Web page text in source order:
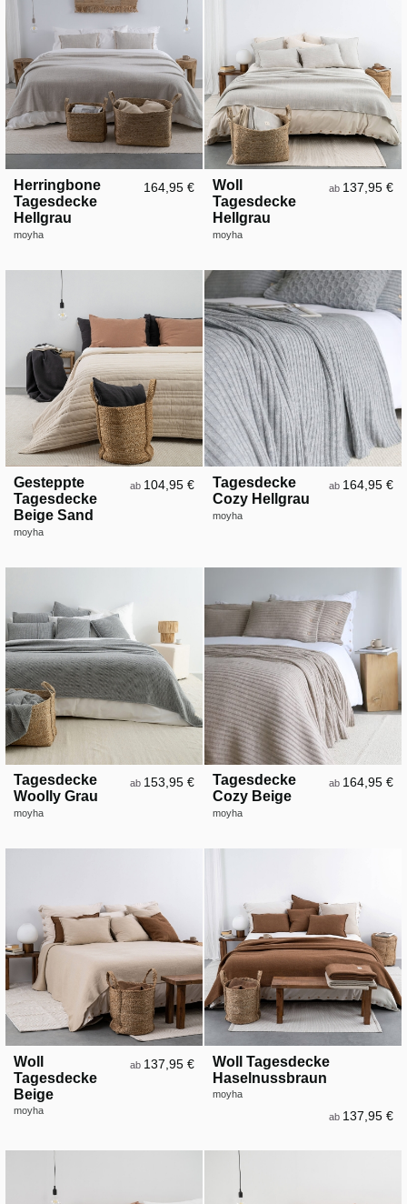
Herringbone
Tagesdecke
Hellgrau
moyha
164,95 €
Woll
Tagesdecke
Hellgrau
moyha
ab 137,95 €
Gesteppte
Tagesdecke
Beige Sand
moyha
ab 104,95 €
Tagesdecke
Cozy Hellgrau
moyha
ab 164,95 €
Tagesdecke
Woolly Grau
moyha
ab 153,95 €
Tagesdecke
Cozy Beige
moyha
ab 164,95 €
Woll
Tagesdecke
Beige
moyha
ab 137,95 €
Woll Tagesdecke
Haselnussbraun
moyha
ab 137,95 €